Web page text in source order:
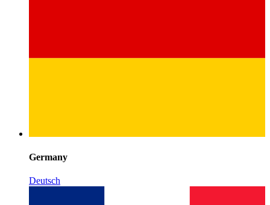
Germany
Deutsch